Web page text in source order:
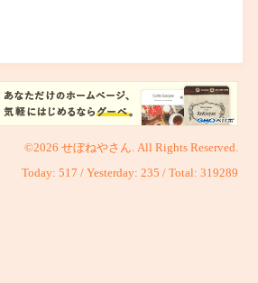
©2026 せぼねやさん. All Rights Reserved.
Today: 517 / Yesterday: 235 / Total: 319289